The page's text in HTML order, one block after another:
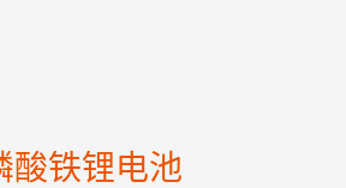
酸铁锂电池